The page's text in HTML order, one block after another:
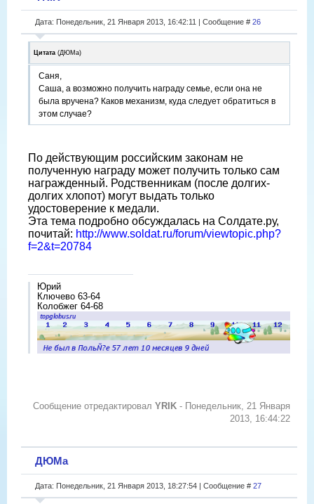
Дата: Понедельник, 21 Января 2013, 16:42:11 | Сообщение # 26
Цитата (ДЮМа)
Саня,
Саша, а возможно получить награду семье, если она не
была вручена? Каков механизм, куда следует обратиться в
этом случае?
По действующим российским законам не
полученную награду может получить только сам
награжденный. Родственникам (после долгих-
долгих хлопот) могут выдать только
удостоверение к медали.
Эта тема подробно обсуждалась на Солдате.ру,
почитай: http://www.soldat.ru/forum/viewtopic.php?
f=2&t=20784
Юрий
Ключево 63-64
Колобжег 64-68
Сообщение отредактировал YRIK - Понедельник, 21 Января
2013, 16:44:22
ДЮМа
Дата: Понедельник, 21 Января 2013, 18:27:54 | Сообщение # 27